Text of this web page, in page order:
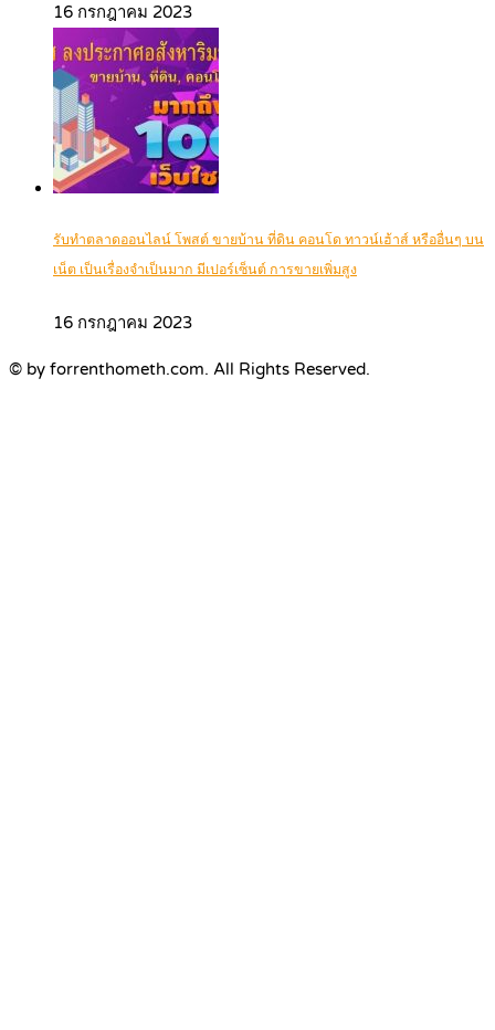
16 กรกฎาคม 2023
รับทำตลาดออนไลน์ โพสต์ ขายบ้าน ที่ดิน คอนโด ทาวน์เฮ้าส์ หรืออื่นๆ บน
เน็ต เป็นเรื่องจำเป็นมาก มีเปอร์เซ็นต์ การขายเพิ่มสูง
16 กรกฎาคม 2023
© by forrenthometh.com. All Rights Reserved.